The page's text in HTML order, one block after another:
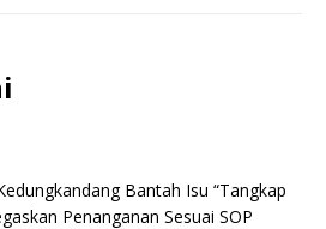
Bantah Isu “Tangkap
Penanganan Sesuai SOP